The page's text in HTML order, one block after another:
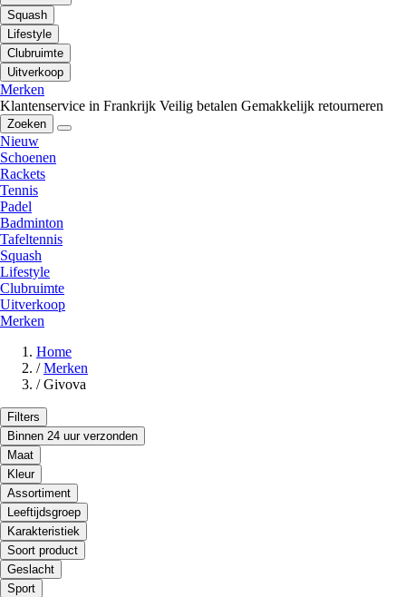
Squash
Lifestyle
Clubruimte
Uitverkoop
Merken
Klantenservice in Frankrijk Veilig betalen Gemakkelijk retourneren
Zoeken
Nieuw
Schoenen
Rackets
Tennis
Padel
Badminton
Tafeltennis
Squash
Lifestyle
Clubruimte
Uitverkoop
Merken
Home
/ Merken
/ Givova
Filters
Binnen 24 uur verzonden
Maat
Kleur
Assortiment
Leeftijdsgroep
Karakteristiek
Soort product
Geslacht
Sport